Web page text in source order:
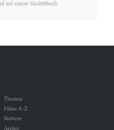
auf einem Skelettbuch.
Themen
Filme A-Z
Stöbern
Archiv